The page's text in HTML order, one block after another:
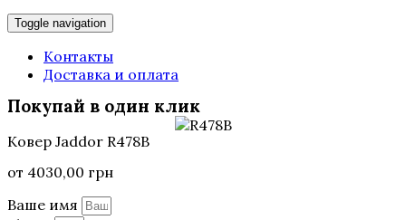
Toggle navigation
Контакты
Доставка и оплата
Покупай в один клик
Ковер Jaddor R478B
от 4030,00 грн
Ваше имя